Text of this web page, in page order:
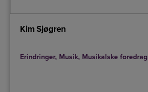
Kim Sjøgren
Erindringer, Musik, Musikalske foredrag